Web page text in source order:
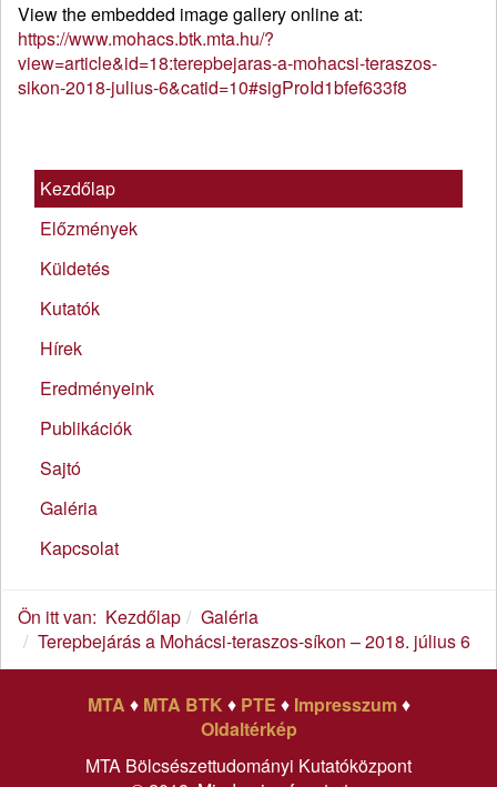
View the embedded image gallery online at:
https://www.mohacs.btk.mta.hu/?
view=article&id=18:terepbejaras-a-mohacsi-teraszos-
sikon-2018-julius-6&catid=10#sigProId1bfef633f8
Kezdőlap
Előzmények
Küldetés
Kutatók
Hírek
Eredményeink
Publikációk
Sajtó
Galéria
Kapcsolat
Ön itt van: Kezdőlap
Galéria
Terepbejárás a Mohácsi-teraszos-síkon – 2018. július 6
MTA ♦ MTA BTK ♦ PTE ♦ Impresszum♦
Oldaltérkép
MTA Bölcsészettudományi Kutatóközpont